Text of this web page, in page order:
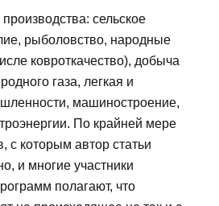
сельское
рыболовство, народные
ковроткачество), добыча
газа, легкая и
машиностроение,
По крайней мере
с которым автор статьи
и многие участники
полагают, что